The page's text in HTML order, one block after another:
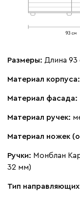
Размеры: Длина 93
Материал корпуса:
Материал фасада:
Материал ручек:
Материал ножек
Ручки: Монблан
32 мм)
Тип